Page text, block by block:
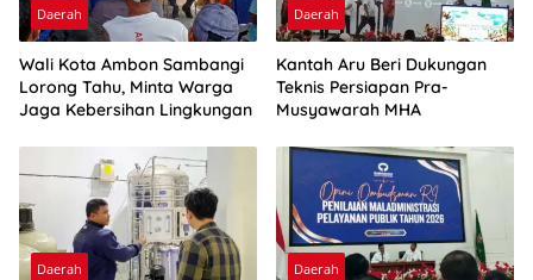
Daerah
Wali Kota Ambon Sambangi
Lorong Tahu, Minta Warga
Jaga Kebersihan Lingkungan
Daerah
Kantah Aru Beri Dukungan
Teknis Persiapan Pra-
Musyawarah MHA
Daerah Daerah